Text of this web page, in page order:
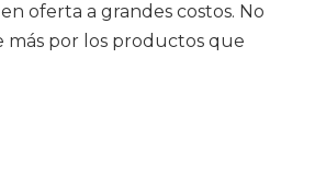
en oferta a grandes costos. No
más por los productos que